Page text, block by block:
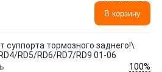
В корзину
суппорта тормозного заднего!\
RD5/RD6/RD7/RD9 01-06
100%